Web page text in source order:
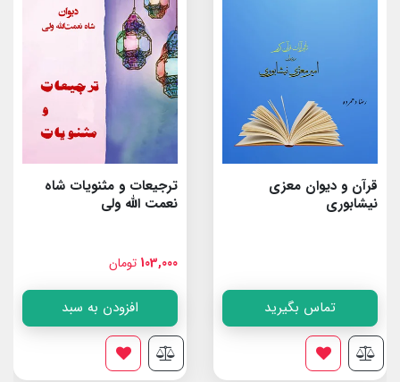
قرآن و دیوان معزی
نیشابوری
تماس بگیرید
ترجیعات و مثنویات شاه
نعمت الله ولى
103,000 تومان
افزودن به سبد